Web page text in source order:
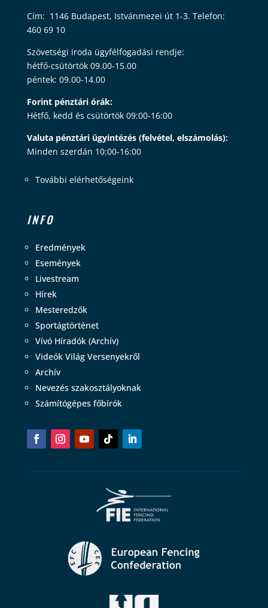
Cím: 1146 Budapest, Istvánmezei út 1-3. Telefon:
460 69 10
Szövetségi iroda ügyfélfogadási rendje:
hétfő-csütörtök 09.00-15.00
péntek: 09.00-14.00
Forint pénztári órák:
Hétfő, kedd és csütörtök 09:00-16:00
Valuta pénztári ügyintézés (felvétel, elszámolás):
Minden szerdán 10:00-16:00
További elérhetőségeink
INFO
Eredmények
Események
Livestream
Hírek
Mesteredzők
Sportágtörténet
Vívó Híradók (Archív)
Videók Világ Versenyekről
Archív
Nevezés szakosztályoknak
Számítógépes főbírók